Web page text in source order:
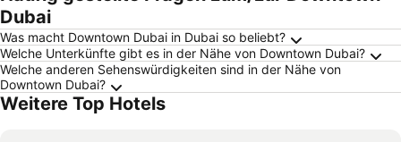
Dubai
Was macht Downtown Dubai in Dubai so beliebt?
Welche Unterkünfte gibt es in der Nähe von Downtown Dubai?
Welche anderen Sehenswürdigkeiten sind in der Nähe von
Downtown Dubai?
Weitere Top Hotels